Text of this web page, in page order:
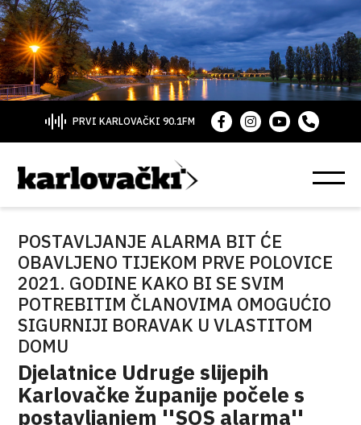
PRVI KARLOVAČKI 90.1FM
POSTAVLJANJE ALARMA BIT ĆE
OBAVLJENO TIJEKOM PRVE POLOVICE
2021. GODINE KAKO BI SE SVIM
POTREBITIM ČLANOVIMA OMOGUĆIO
SIGURNIJI BORAVAK U VLASTITOM
DOMU
Djelatnice Udruge slijepih
Karlovačke županije počele s
postavljanjem ''SOS alarma''